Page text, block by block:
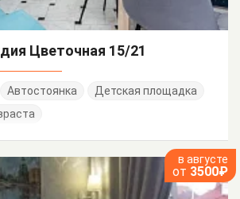
Цветочная 15/21
Автостоянка
Детская площадка
в августе
от 3500₽